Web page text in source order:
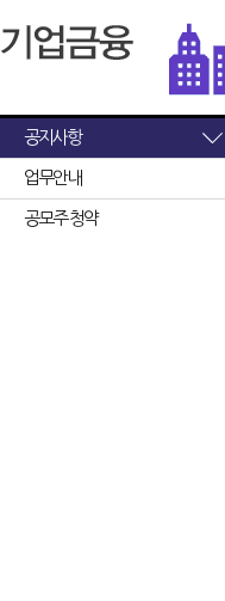
공지사항
업무안내
공모주 청약